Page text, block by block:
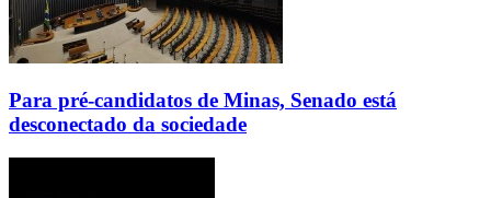
Para pré-candidatos de Minas, Senado está
desconectado da sociedade